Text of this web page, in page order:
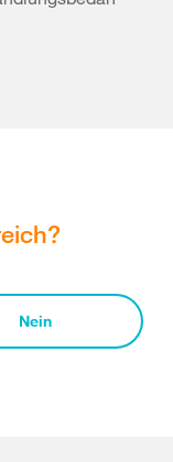
Nein